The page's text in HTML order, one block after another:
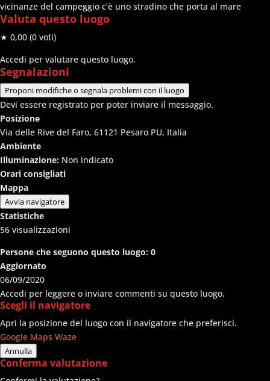
vicinanze del campeggio c’è uno stradino che porta al mare
Valuta questo luogo
★ 0,00 (0 voti)
Accedi per valutare questo luogo.
Segnalazioni
Proponi modifiche o segnala problemi con il luogo
Devi essere registrato per poter inviare il messaggio.
Posizione
Via delle Rive del Faro, 61121 Pesaro PU, Italia
Ambiente
Illuminazione: Non indicato
Orari consigliati
Mappa
Avvia navigatore
Statistiche
56 visualizzazioni
Persone che seguono questo luogo: 0
Aggiornato
06/09/2020
Accedi per leggere o inviare commenti su questo luogo.
Scegli il navigatore
Apri la posizione del luogo con il navigatore che preferisci.
Google Maps Waze
Annulla
Conferma valutazione